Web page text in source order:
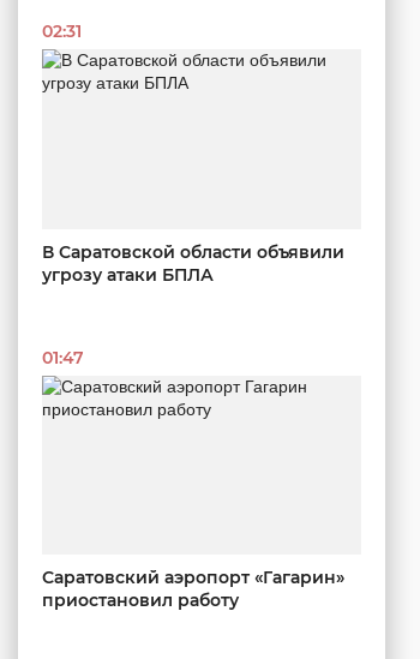
02:31
В Саратовской области объявили
угрозу атаки БПЛА
01:47
Саратовский аэропорт «Гагарин»
приостановил работу